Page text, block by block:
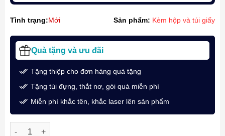
Tình trạng:Mới Sản phẩm: Kèm hộp và túi giấy
Quà tặng và ưu đãi
Tặng thiệp cho đơn hàng quà tặng
Tặng túi đựng, thắt nơ, gói quà miễn phí
Miễn phí khắc tên, khắc laser lên sản phẩm
Bút Bi Ký Tên Pilot Acro BAC-30EF-CR 300 Màu Đỏ Trong